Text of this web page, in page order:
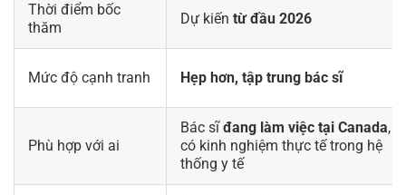
Thời điểm bốc
thăm
Dự kiến từ đầu 2026
Mức độ cạnh tranh Hẹp hơn, tập trung bác sĩ
Phù hợp với ai
Bác sĩđang làm việc tại Canada,
có kinh nghiệm thực tế trong hệ
thống y tế